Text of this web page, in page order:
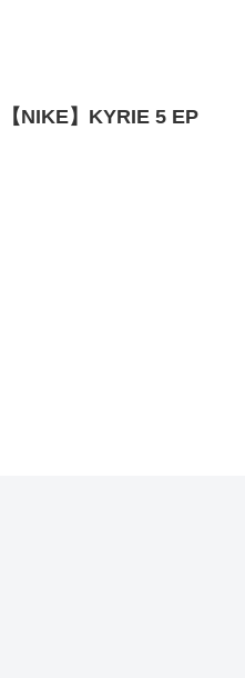
【NIKE】KYRIE 5 EP